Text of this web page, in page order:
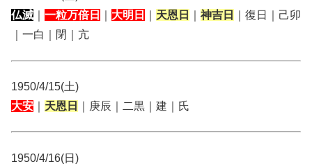
仏滅
一粒万倍日 大明日 天恩日 神吉日
｜復日｜己卯
｜一白｜閉｜亢
1950/4/15(土)
大安
天恩日 ｜庚辰｜二黒｜建｜氏
1950/4/16(日)